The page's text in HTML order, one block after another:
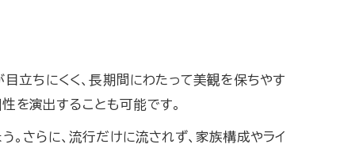
立ちにくく、長期間にわたって美観を保ちやす
を演出することも可能です。
さらに、流行だけに流されず、家族構成やライ